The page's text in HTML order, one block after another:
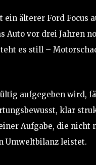
älterer Ford Focus
Auto vor drei Jahren
es still –
aufgegeben wird,
klar
Aufgabe, die nicht
Umweltbilanz leistet.